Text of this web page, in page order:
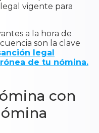
vigente para
a la hora de
son la clave
legal
de tu nómina.
con